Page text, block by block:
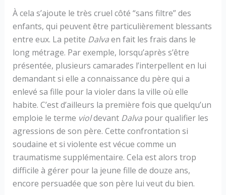
À cela s’ajoute le très cruel côté “sans filtre” des
enfants, qui peuvent être particulièrement blessants
entre eux. La petite Dalvaen fait les frais dans le
long métrage. Par exemple, lorsqu’après s’être
présentée, plusieurs camarades l’interpellent en lui
demandant si elle a connaissance du père qui a
enlevé sa fille pour la violer dans la ville où elle
habite. C’est d’ailleurs la première fois que quelqu’un
emploie le terme violdevant Dalvapour qualifier les
agressions de son père. Cette confrontation si
soudaine et si violente est vécue comme un
traumatisme supplémentaire. Cela est alors trop
difficile à gérer pour la jeune fille de douze ans,
encore persuadée que son père lui veut du bien.